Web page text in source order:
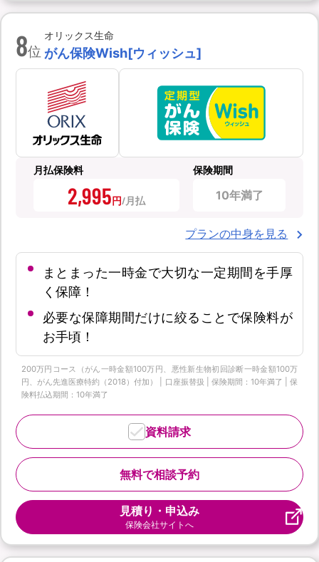
8位
オリックス生命
がん保険Wish[ウィッシュ]
月払保険料
2,995円
保険期間
10年満了
プランの中身を見る
まとまった一時金で大切な一定期間を手厚
く保障！
必要な保障期間だけに絞ることで保険料が
お手頃！
200万円コース（がん一時金額100万円、悪性新生物初回診断一時金額100万
円、がん先進医療特約（2018）付加） | 口座振替扱 | 保険期間：10年満了 | 保
険料払込期間：10年満了
無料で相談予約
資料請求
見積り・申込み
保険会社サイトへ